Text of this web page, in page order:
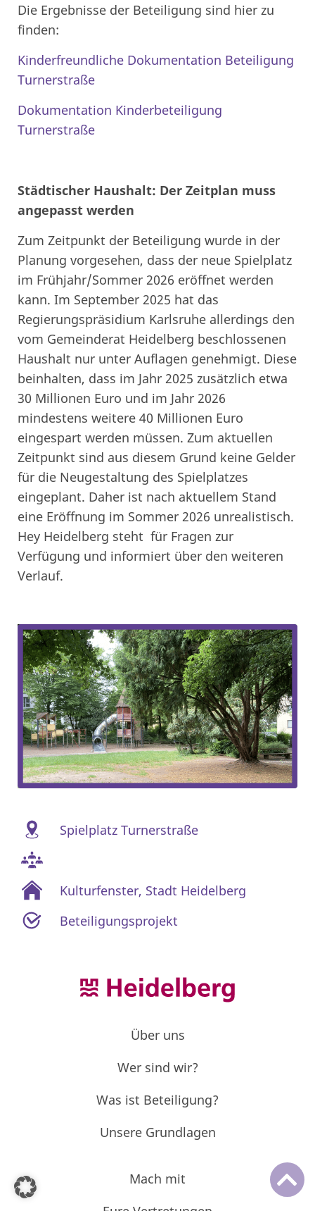
Die Ergebnisse der Beteiligung sind hier zu
finden:
Kinderfreundliche Dokumentation Beteiligung
Turnerstraße
Dokumentation Kinderbeteiligung
Turnerstraße
Städtischer Haushalt: Der Zeitplan muss
angepasst werden
Zum Zeitpunkt der Beteiligung wurde in der
Planung vorgesehen, dass der neue Spielplatz
im Frühjahr/Sommer 2026 eröffnet werden
kann. Im September 2025 hat das
Regierungspräsidium Karlsruhe allerdings den
vom Gemeinderat Heidelberg beschlossenen
Haushalt nur unter Auflagen genehmigt. Diese
beinhalten, dass im Jahr 2025 zusätzlich etwa
30 Millionen Euro und im Jahr 2026
mindestens weitere 40 Millionen Euro
eingespart werden müssen. Zum aktuellen
Zeitpunkt sind aus diesem Grund keine Gelder
für die Neugestaltung des Spielplatzes
eingeplant. Daher ist nach aktuellem Stand
eine Eröffnung im Sommer 2026 unrealistisch.
Hey Heidelberg steht für Fragen zur
Verfügung und informiert über den weiteren
Verlauf.
Spielplatz Turnerstraße
Kulturfenster, Stadt Heidelberg
Beteiligungsprojekt
Mach mit
Über uns
Wer sind wir?
Was ist Beteiligung?
Unsere Grundlagen